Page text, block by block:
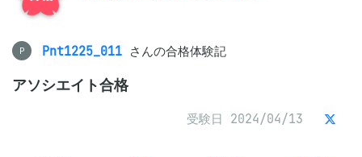
P Pnt1225_011 さんの合格体験記
アソシエイト合格
受験日 2024/04/13